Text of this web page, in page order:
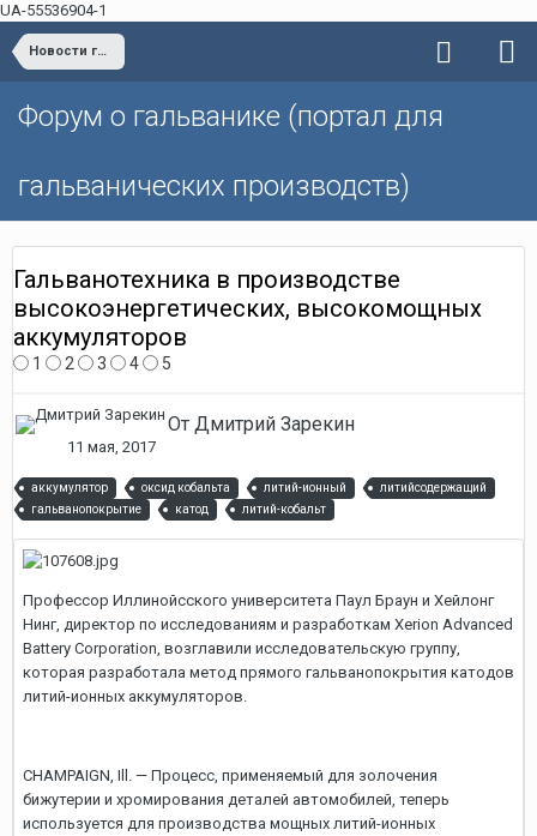
UA-55536904-1
Новости гальванотехники
Форум о гальванике (портал для
гальванических производств)
Гальванотехника в производстве
высокоэнергетических, высокомощных
аккумуляторов
1 2 3 4 5
От Дмитрий Зарекин
11 мая, 2017
аккумулятор оксид кобальта литий-ионный
литийсодержащий
гальванопокрытие
катод литий-кобальт
Профессор Иллинойсского университета Паул Браун и Хейлонг
Нинг, директор по исследованиям и разработкам Xerion Advanced
Battery Corporation, возглавили исследовательскую группу,
которая разработала метод прямого гальванопокрытия катодов
литий-ионных аккумуляторов.
CHAMPAIGN, Ill. — Процесс, применяемый для золочения
бижутерии и хромирования деталей автомобилей, теперь
используется для производства мощных литий-ионных